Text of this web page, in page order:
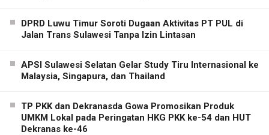
DPRD Luwu Timur Soroti Dugaan Aktivitas PT PUL di
Jalan Trans Sulawesi Tanpa Izin Lintasan
APSI Sulawesi Selatan Gelar Study Tiru Internasional ke
Malaysia, Singapura, dan Thailand
TP PKK dan Dekranasda Gowa Promosikan Produk
UMKM Lokal pada Peringatan HKG PKK ke-54 dan HUT
Dekranas ke-46